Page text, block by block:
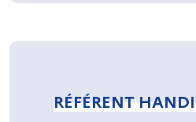
RÉFÉRENT